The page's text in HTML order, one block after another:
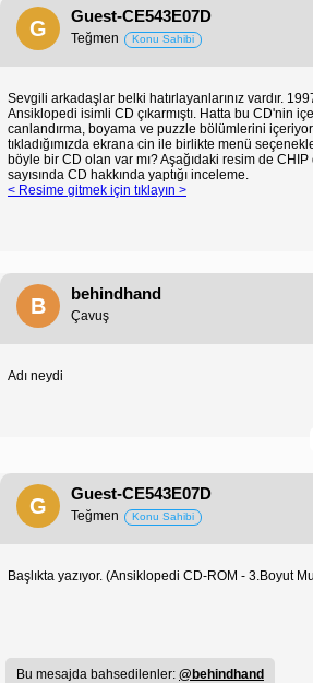
G
Guest-CE543E07D
Teğmen Konu Sahibi
Sevgili arkadaşlar belki hatırlayanlarınız vardır.
Ansiklopedi isimli CD çıkarmıştı. Hatta bu CD'nin
canlandırma, boyama ve puzzle bölümlerini
tıkladığımızda ekrana cin ile birlikte menü
böyle bir CD olan var mı? Aşağıdaki resim de
sayısında CD hakkında yaptığı inceleme.
< Resime gitmek için tıklayın >
B
behindhand
Çavuş
Adı neydi
G
Guest-CE543E07D
Teğmen Konu Sahibi
Başlıkta yazıyor. (Ansiklopedi CD-ROM - 3.Boyut
Bu mesajda bahsedilenler: @behindhand